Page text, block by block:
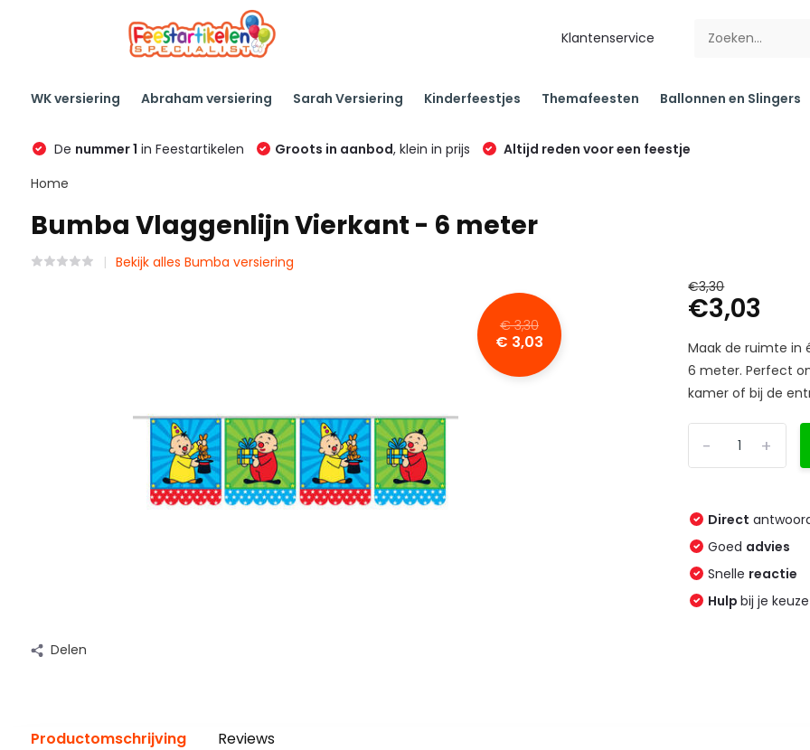
Klantenservice
WK versiering Abraham versiering Sarah Versiering Kinderfeestjes Themafeesten Ballonnen en Slingers
De nummer 1 in Feestartikelen Groots in aanbod, klein in prijs
Altijd reden voor een feestje
Home
Bumba Vlaggenlijn Vierkant - 6 meter
Bekijk alles Bumba versiering
€ 3,30
€ 3,03
Delen
€3,30
€3,03
Maak de ruimte in
6 meter. Perfect
kamer of bij de
+
-
Direct
Goed advies
Snelle reactie
Hulpbij je keuze
Productomschrijving Reviews